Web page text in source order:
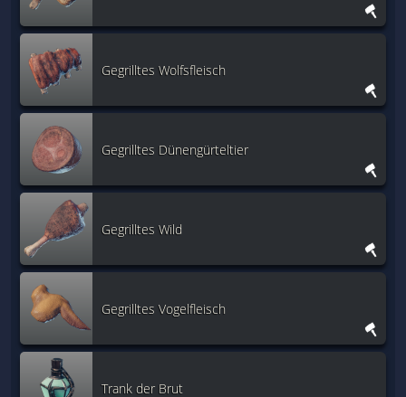
Gegrilltes Wolfsfleisch
Gegrilltes Dünengürteltier
Gegrilltes Wild
Gegrilltes Vogelfleisch
Trank der Brut